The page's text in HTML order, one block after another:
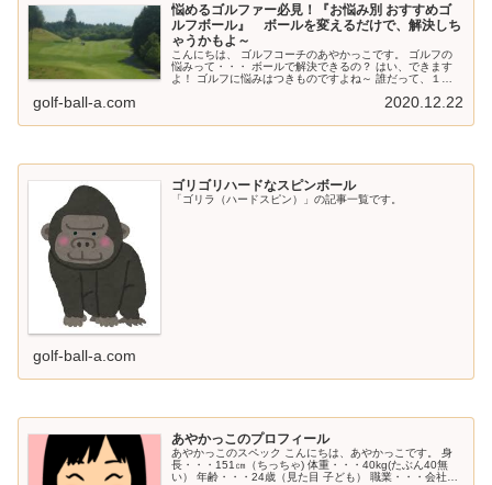
悩めるゴルファー必見！『お悩み別 おすすめゴ
ルフボール』 ボールを変えるだけで、解決しち
ゃうかもよ～
こんにちは、 ゴルフコーチのあやかっこです。 ゴルフの
悩みって・・・ ボールで解決できるの？ はい、できます
よ！ ゴルフに悩みはつきものですよね～ 誰だって、１つ
golf-ball-a.com 2020.12.22
ゴリゴリハードなスピンボール
「ゴリラ（ハードスピン）」の記事一覧です。
golf-ball-a.com
あやかっこのプロフィール
あやかっこのスペック こんにちは、あやかっこです。 身
長・・・151㎝（ちっちゃ) 体重・・・40kg(たぶん40無
い） 年齢・・・24歳（見た目 子ども） 職業・・・会社員